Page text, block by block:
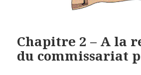
Chapitre 2 – A la
du commissariat